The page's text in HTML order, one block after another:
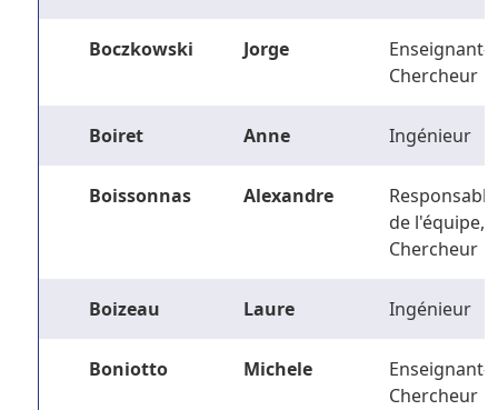
Boczkowski Jorge
Enseignant-
Chercheur
Boiret Anne Ingénieur
Boissonnas Alexandre
Responsable
de l'équipe,
Chercheur
Boizeau Laure Ingénieur
Boniotto Michele
Enseignant-
Chercheur